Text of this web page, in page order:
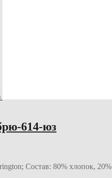
614-юз
Состав: 80% хлопок,